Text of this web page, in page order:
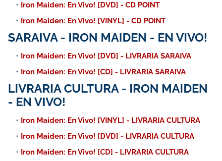
Iron Maiden: En Vivo! [DVD] - CD POINT
Iron Maiden: En Vivo! [VINYL] - CD POINT
SARAIVA - IRON MAIDEN - EN VIVO!
Iron Maiden: En Vivo! [DVD] - LIVRARIA SARAIVA
Iron Maiden: En Vivo! [CD] - LIVRARIA SARAIVA
LIVRARIA CULTURA - IRON MAIDEN
- EN VIVO!
Iron Maiden: En Vivo! [VINYL] - LIVRARIA CULTURA
Iron Maiden: En Vivo! [DVD] - LIVRARIA CULTURA
Iron Maiden: En Vivo! [CD] - LIVRARIA CULTURA